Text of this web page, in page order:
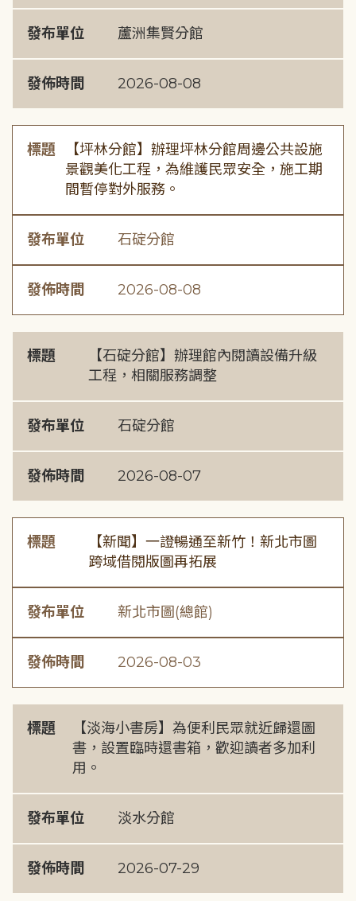
發布單位 蘆洲集賢分館
發佈時間 2026-08-08
標題
【坪林分館】辦理坪林分館周邊公共設施
景觀美化工程，為維護民眾安全，施工期
間暫停對外服務。
發布單位 石碇分館
發佈時間 2026-08-08
標題
【石碇分館】辦理館內閱讀設備升級
工程，相關服務調整
發布單位 石碇分館
發佈時間 2026-08-07
標題
【新聞】一證暢通至新竹！新北市圖
跨域借閱版圖再拓展
發布單位 新北市圖(總館)
發佈時間 2026-08-03
標題
【淡海小書房】為便利民眾就近歸還圖
書，設置臨時還書箱，歡迎讀者多加利
用。
發布單位 淡水分館
發佈時間 2026-07-29